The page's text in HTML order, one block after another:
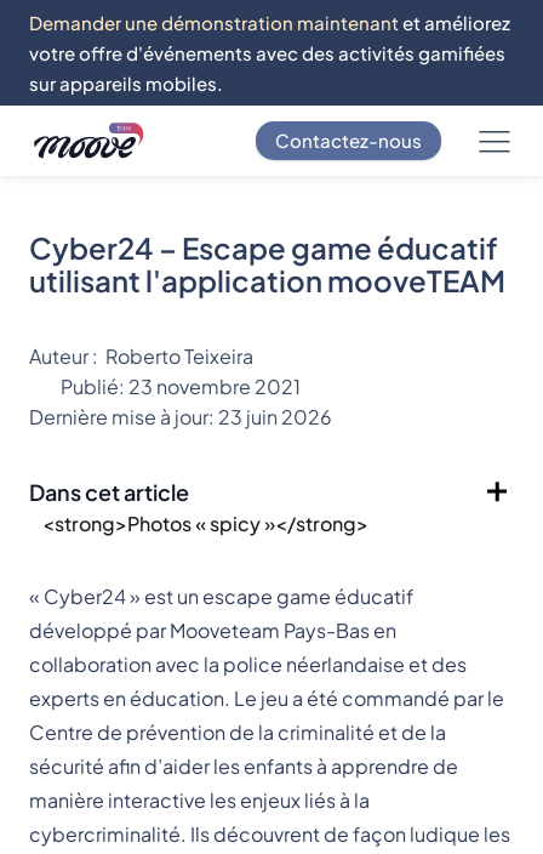
Demander une démonstration maintenant et améliorez
votre offre d'événements avec des activités gamifiées
sur appareils mobiles.
Contactez-nous
Cyber24 – Escape game éducatif
utilisant l'application mooveTEAM
Auteur : Roberto Teixeira
Publié: 23 novembre 2021
Dernière mise à jour: 23 juin 2026
Dans cet article
<strong>Photos « spicy »</strong>
« Cyber24 » est un escape game éducatif
développé par Mooveteam Pays-Bas en
collaboration avec la police néerlandaise et des
experts en éducation. Le jeu a été commandé par le
Centre de prévention de la criminalité et de la
sécurité afin d’aider les enfants à apprendre de
manière interactive les enjeux liés à la
cybercriminalité. Ils découvrent de façon ludique les